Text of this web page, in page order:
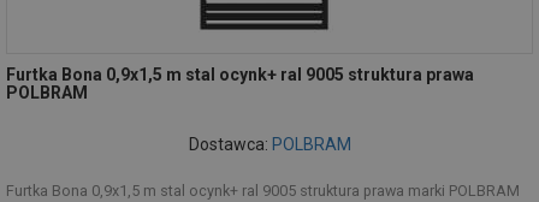
Furtka Bona 0,9x1,5 m stal ocynk+ ral 9005 struktura prawa
POLBRAM
Dostawca: POLBRAM
Furtka Bona 0,9x1,5 m stal ocynk+ ral 9005 struktura prawa marki POLBRAM